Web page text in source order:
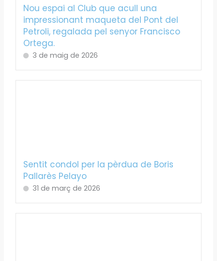
Nou espai al Club que acull una
impressionant maqueta del Pont del
Petroli, regalada pel senyor Francisco
Ortega.
3 de maig de 2026
Sentit condol per la pèrdua de Boris
Pallarès Pelayo
31 de març de 2026